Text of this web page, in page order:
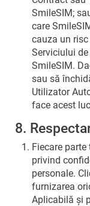
SmileSIM;
care
cauza un
Serviciului
SmileSIM.
sau să
Utilizator
face acest
8.
Fiecare
privind
personale.
furnizarea
Aplicabilă și